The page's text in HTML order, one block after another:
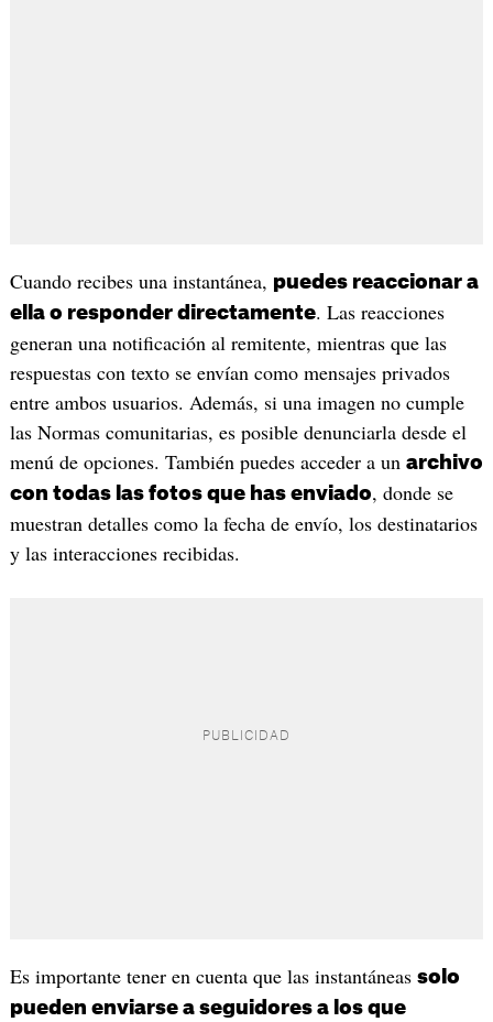
Cuando recibes una instantánea, puedes reaccionar a
ella o responder directamente. Las reacciones
generan una notificación al remitente, mientras que las
respuestas con texto se envían como mensajes privados
entre ambos usuarios. Además, si una imagen no cumple
las Normas comunitarias, es posible denunciarla desde el
menú de opciones. También puedes acceder a un archivo
con todas las fotos que has enviado, donde se
muestran detalles como la fecha de envío, los destinatarios
y las interacciones recibidas.
Es importante tener en cuenta que las instantáneas solo
pueden enviarse a seguidores a los que